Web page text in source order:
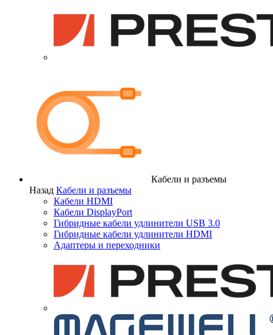
Кабели и разъемы
Назад Кабели и разъемы
Кабели HDMI
Кабели DisplayPort
Гибридные кабели удлинители USB 3.0
Гибридные кабели удлинители HDMI
Адаптеры и переходники